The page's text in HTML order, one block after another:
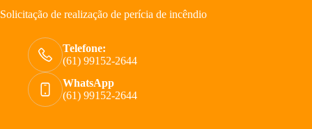
Solicitação de realização de perícia de incêndio
Telefone:
(61) 99152-2644
WhatsApp
(61) 99152-2644